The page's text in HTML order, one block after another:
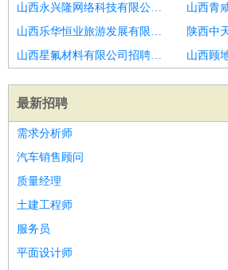
山西永兴隆网络科技有限公司招聘收银员
山西乐华恒业旅游发展有限公司招聘收银员
山西星氟材料有限公司招聘收银员
最新招聘
需求分析师
汽车销售顾问
质量经理
土建工程师
服务员
平面设计师